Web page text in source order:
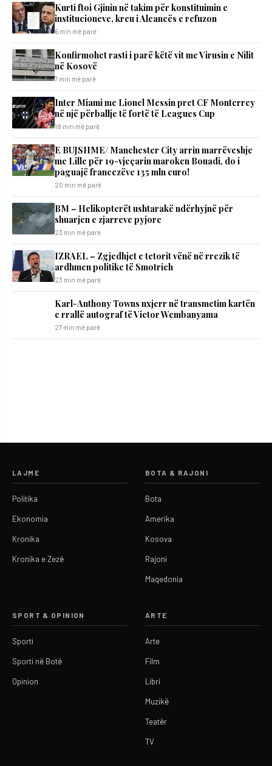
Kurti ftoi Gjinin në takim për konstituimin e
institucioneve, kreu i Aleancës e refuzon
6 min më parë
Konfirmohet rasti i parë këtë vit me Virusin e Nilit
në Kosovë
7 min më parë
Inter Miami me Lionel Messin pret CF Monterrey
në një përballje të fortë të Leagues Cup
18 min më parë
E BUJSHME/ Manchester City arrin marrëveshje
me Lille për 19-vjeçarin maroken Bouadi, do i
paguajë francezëve 135 mln euro!
20 min më parë
BM – Helikopterët ushtarakë ndërhyjnë për
shuarjen e zjarreve pyjore
23 min më parë
IZRAEL – Zgjedhjet e tetorit vënë në rrezik të
ardhmen politike të Smotrich
23 min më parë
Karl-Anthony Towns nxjerr në transmetim kartën
e rrallë autograf të Victor Wembanyama
27 min më parë
LAJME
Politika
Ekonomia
Kronika
Kronika e Zezë
BOTA & RAJONI
Bota
Amerika
Kosova
Rajoni
Maqedonia
SPORT & OPINION
Sporti
Sporti në Botë
Opinion
ARTE
Arte
Film
Libri
Muzikë
Teatër
TV